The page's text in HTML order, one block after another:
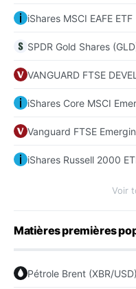
iShares MSCI EAFE ETF
SPDR Gold Shares
VANGUARD FTSE
iShares Core MSCI
Vanguard FTSE
iShares Russell 2000
Voir
Matières premières
Pétrole Brent (XBR/USD)